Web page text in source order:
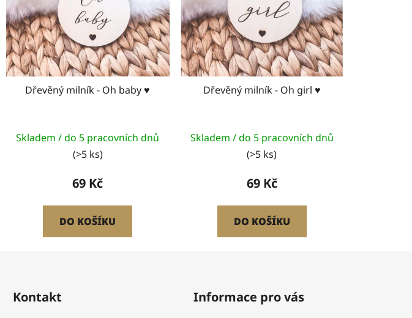
Dřevěný milník - Oh baby ♥
Skladem / do 5 pracovních dnů
(>5 ks)
69 Kč
DO KOŠÍKU
Dřevěný milník - Oh girl ♥
Skladem / do 5 pracovních dnů
(>5 ks)
69 Kč
DO KOŠÍKU
Kontakt Informace pro vás